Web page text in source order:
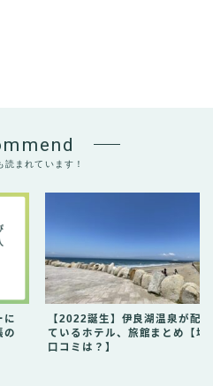
読まれています！
に
の
【2022誕生】伊良湖温泉が配
ているホテル、旅館まとめ【場
口コミは？】